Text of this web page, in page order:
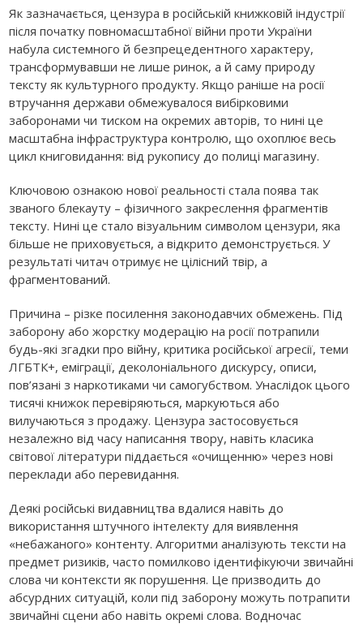
Як зазначається, цензура в російській книжковій індустрії
після початку повномасштабної війни проти України
набула системного й безпрецедентного характеру,
трансформувавши не лише ринок, а й саму природу
тексту як культурного продукту. Якщо раніше на росії
втручання держави обмежувалося вибірковими
заборонами чи тиском на окремих авторів, то нині це
масштабна інфраструктура контролю, що охоплює весь
цикл книговидання: від рукопису до полиці магазину.
Ключовою ознакою нової реальності стала поява так
званого блекауту – фізичного закреслення фрагментів
тексту. Нині це стало візуальним символом цензури, яка
більше не приховується, а відкрито демонструється. У
результаті читач отримує не цілісний твір, а
фрагментований.
Причина – різке посилення законодавчих обмежень. Під
заборону або жорстку модерацію на росії потрапили
будь-які згадки про війну, критика російської агресії, теми
ЛГБТК+, еміграції, деколоніального дискурсу, описи,
пов’язані з наркотиками чи самогубством. Унаслідок цього
тисячі книжок перевіряються, маркуються або
вилучаються з продажу. Цензура застосовується
незалежно від часу написання твору, навіть класика
світової літератури піддається «очищенню» через нові
переклади або перевидання.
Деякі російські видавництва вдалися навіть до
використання штучного інтелекту для виявлення
«небажаного» контенту. Алгоритми аналізують тексти на
предмет ризиків, часто помилково ідентифікуючи звичайні
слова чи контексти як порушення. Це призводить до
абсурдних ситуацій, коли під заборону можуть потрапити
звичайні сцени або навіть окремі слова. Водночас